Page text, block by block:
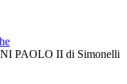
PAOLO II di Simonelli